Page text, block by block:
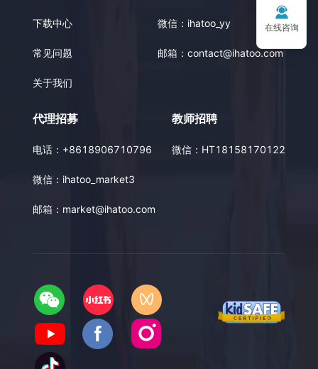
下载中心
常见问题
关于我们
微信： ihatoo_yy
邮箱： contact@ihatoo.com
代理招募
电话： +8618906710796
微信： ihatoo_market3
邮箱： market@ihatoo.com
教师招聘
微信： HT18158170122
在线咨询